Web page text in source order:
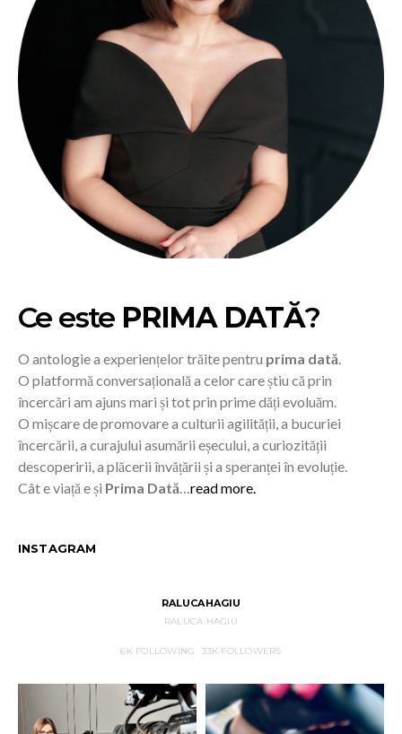
Ce este PRIMA DATĂ?
O antologie a experiențelor trăite pentru prima dată.
O platformă conversațională a celor care știu că prin
încercări am ajuns mari și tot prin prime dăți evoluăm.
O mișcare de promovare a culturii agilității, a bucuriei
încercării, a curajului asumării eșecului, a curiozității
descoperirii, a plăcerii învățării și a speranței în evoluție.
Cât e viață e și Prima Dată…read more.
INSTAGRAM
RALUCAHAGIU
RALUCA HAGIU
6KFOLLOWING 33K FOLLOWERS